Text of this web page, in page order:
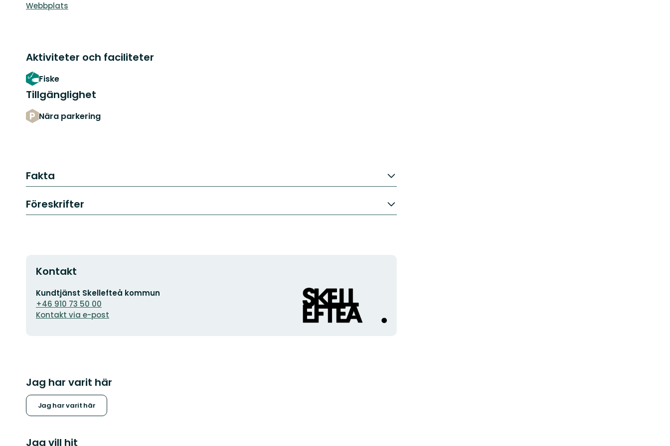
Webbplats
Aktiviteter och faciliteter
Fiske
Tillgänglighet
Nära parkering
Fakta
Föreskrifter
Kontakt
E-
postadress
Kundtjänst Skellefteå kommun
+46 910 73 50 00
Kontakt via e-post
Organisationens
logotyp
Jag har varit här
Jag har varit här
Jag vill hit